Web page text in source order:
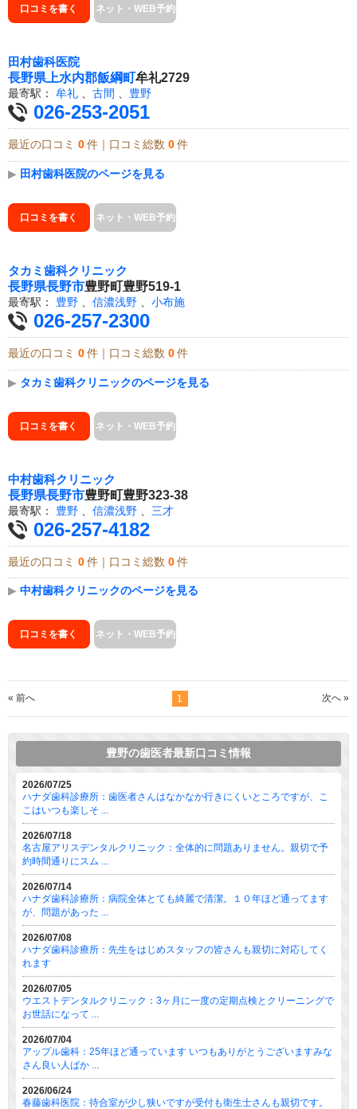
口コミを書く ネット・WEB予約
田村歯科医院
長野県 上水内郡飯綱町牟礼2729
最寄駅： 牟礼 古間 豊野
026-253-2051
最近の口コミ 0 件｜口コミ総数 0 件
▶ 田村歯科医院のページを見る
口コミを書く ネット・WEB予約
タカミ歯科クリニック
長野県長野市豊野町豊野519-1
最寄駅： 豊野 信濃浅野 小布施
026-257-2300
最近の口コミ 0 件｜口コミ総数 0 件
▶ タカミ歯科クリニックのページを見る
口コミを書く ネット・WEB予約
中村歯科クリニック
長野県長野市豊野町豊野323-38
最寄駅： 豊野 信濃浅野 三才
026-257-4182
最近の口コミ 0 件｜口コミ総数 0 件
▶ 中村歯科クリニックのページを見る
口コミを書く ネット・WEB予約
« 前へ 1 次へ »
豊野の歯医者最新口コミ情報
2026/07/25
ハナダ歯科診療所：歯医者さんはなかなか行きにくいところですが、こ
こはいつも楽しそ ...
2026/07/18
名古屋アリスデンタルクリニック：全体的に問題ありません。親切で予
約時間通りにスム ...
2026/07/14
ハナダ歯科診療所：病院全体とても綺麗で清潔。１０年ほど通ってます
が、問題があった ...
2026/07/08
ハナダ歯科診療所：先生をはじめスタッフの皆さんも親切に対応してく
れます
2026/07/05
ウエストデンタルクリニック：3ヶ月に一度の定期点検とクリーニングで
お世話になって ...
2026/07/04
アップル歯科：25年ほど通っています いつもありがとうございますみな
さん良い人ばか ...
2026/06/24
春藤歯科医院：待合室が少し狭いですが受付も衛生士さんも親切です。